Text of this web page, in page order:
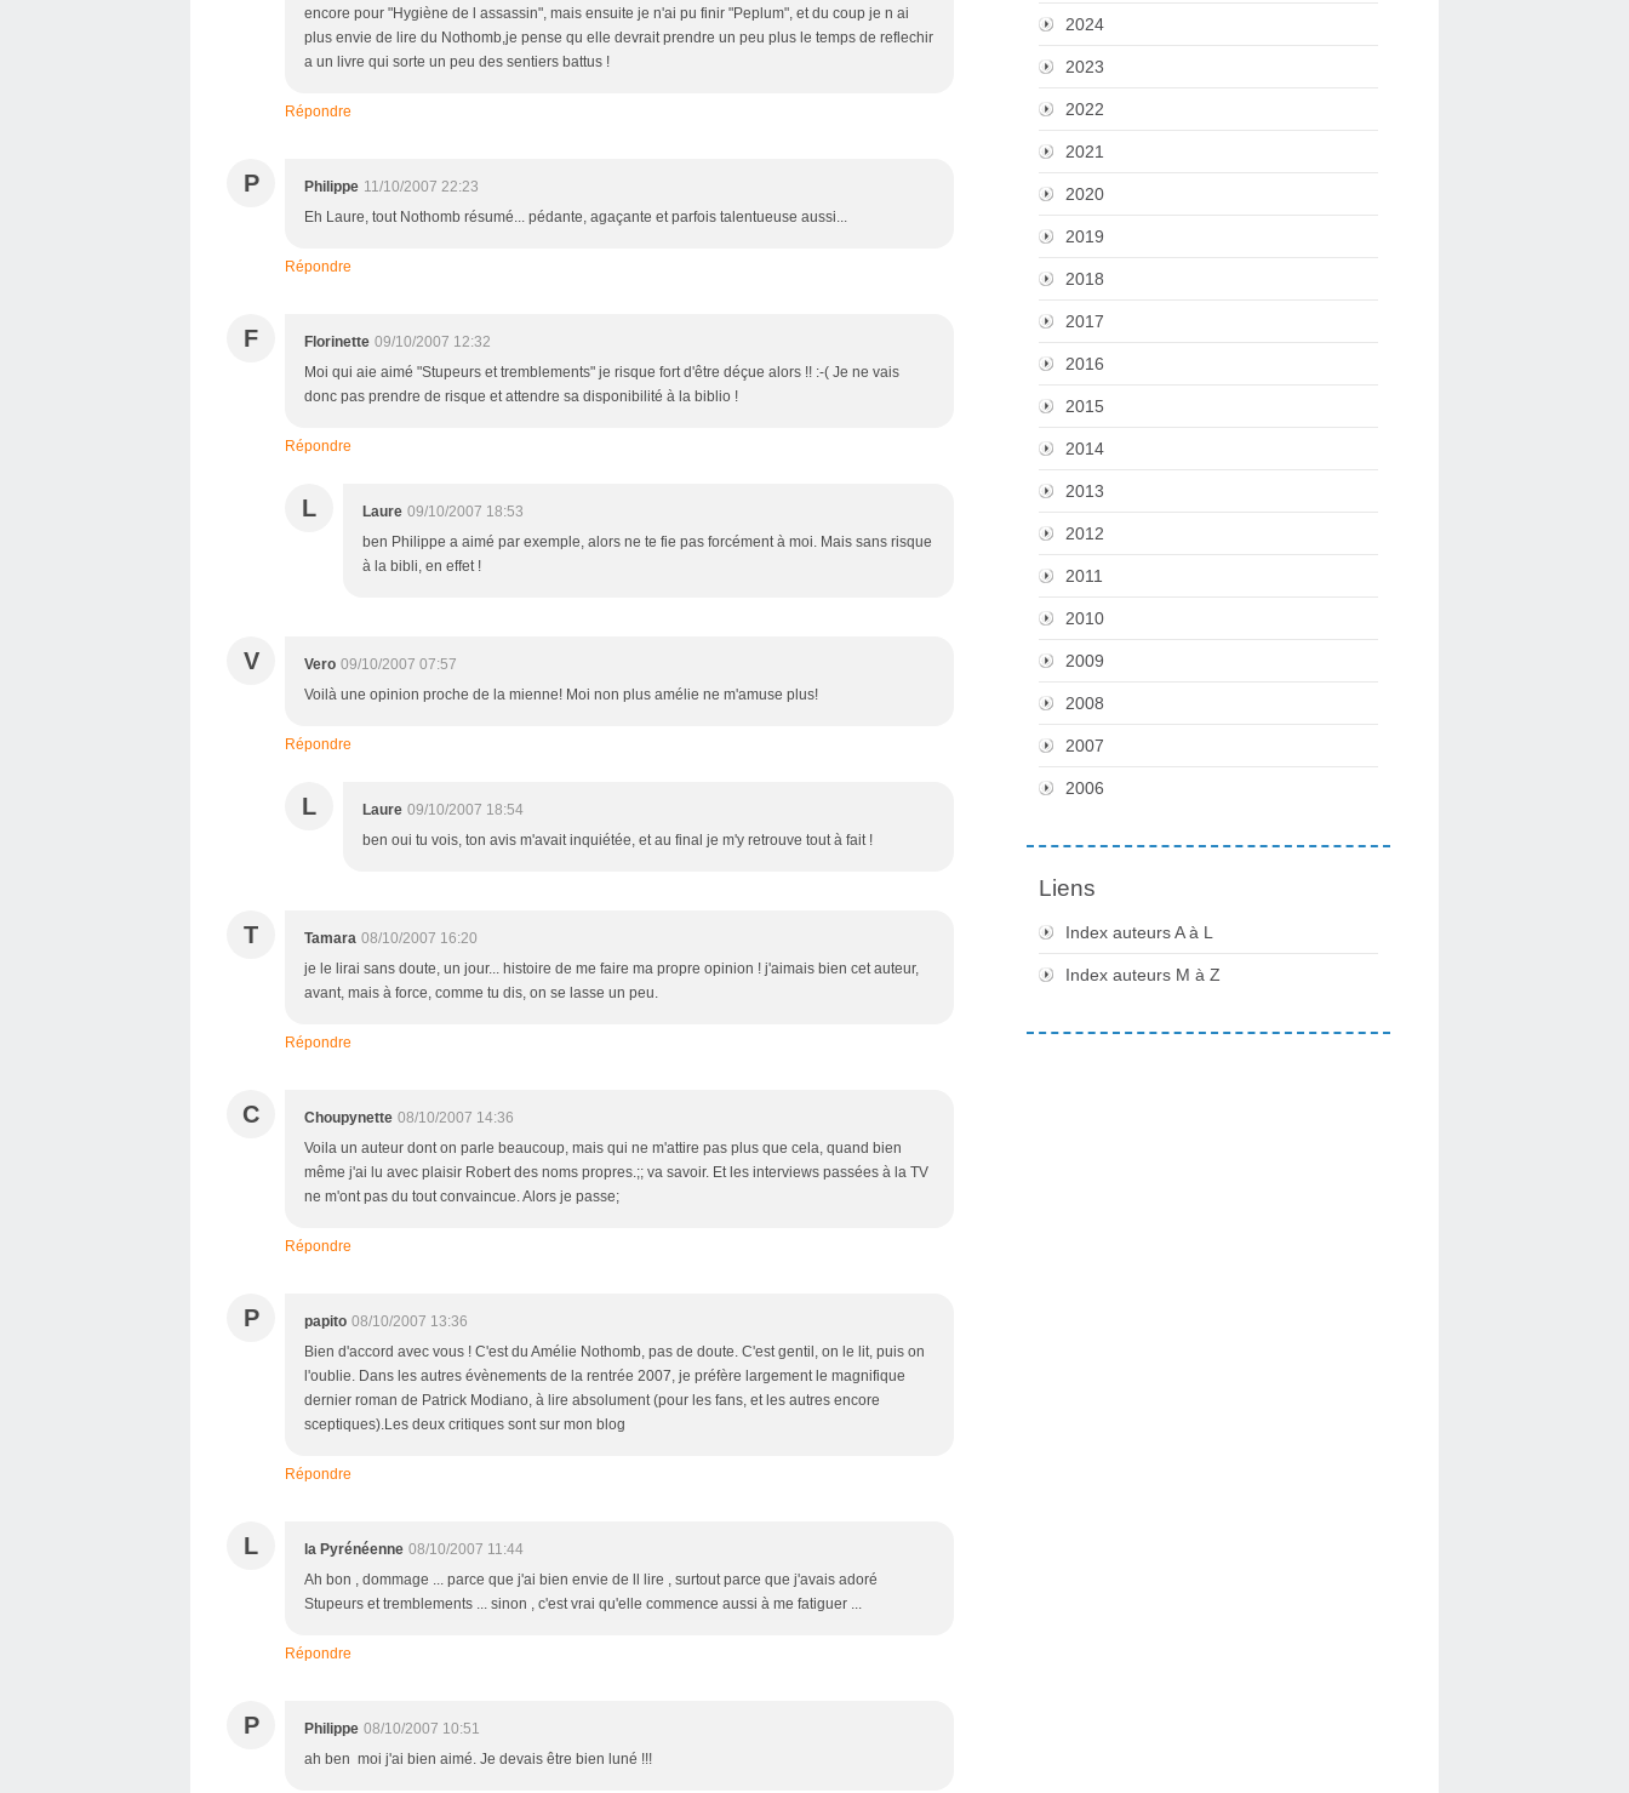
encore pour "Hygiène de l assassin", mais ensuite je n'ai pu finir "Peplum", et du coup je n ai
plus envie de lire du Nothomb,je pense qu elle devrait prendre un peu plus le temps de reflechir
a un livre qui sorte un peu des sentiers battus !
Répondre
P Philippe 11/10/2007 22:23
Eh Laure, tout Nothomb résumé... pédante, agaçante et parfois talentueuse aussi...
Répondre
F Florinette 09/10/2007 12:32
Moi qui aie aimé "Stupeurs et tremblements" je risque fort d'être déçue alors !! :-( Je ne vais
donc pas prendre de risque et attendre sa disponibilité à la biblio !
Répondre
L Laure 09/10/2007 18:53
ben Philippe a aimé par exemple, alors ne te fie pas forcément à moi. Mais sans risque
à la bibli, en effet !
V Vero 09/10/2007 07:57
Voilà une opinion proche de la mienne! Moi non plus amélie ne m'amuse plus!
Répondre
L Laure 09/10/2007 18:54
ben oui tu vois, ton avis m'avait inquiétée, et au final je m'y retrouve tout à fait !
T Tamara 08/10/2007 16:20
je le lirai sans doute, un jour... histoire de me faire ma propre opinion ! j'aimais bien cet auteur,
avant, mais à force, comme tu dis, on se lasse un peu.
Répondre
C Choupynette 08/10/2007 14:36
Voila un auteur dont on parle beaucoup, mais qui ne m'attire pas plus que cela, quand bien
même j'ai lu avec plaisir Robert des noms propres.;; va savoir. Et les interviews passées à la TV
ne m'ont pas du tout convaincue. Alors je passe;
Répondre
P papito 08/10/2007 13:36
Bien d'accord avec vous ! C'est du Amélie Nothomb, pas de doute. C'est gentil, on le lit, puis on
l'oublie. Dans les autres évènements de la rentrée 2007, je préfère largement le magnifique
dernier roman de Patrick Modiano, à lire absolument (pour les fans, et les autres encore
sceptiques).Les deux critiques sont sur mon blog
Répondre
L la Pyrénéenne 08/10/2007 11:44
Ah bon , dommage ... parce que j'ai bien envie de ll lire , surtout parce que j'avais adoré
Stupeurs et tremblements ... sinon , c'est vrai qu'elle commence aussi à me fatiguer ...
Répondre
P Philippe 08/10/2007 10:51
ah ben moi j'ai bien aimé. Je devais être bien luné !!!
2024
2023
2022
2021
2020
2019
2018
2017
2016
2015
2014
2013
2012
2011
2010
2009
2008
2007
2006
Liens
Index auteurs A à L
Index auteurs M à Z